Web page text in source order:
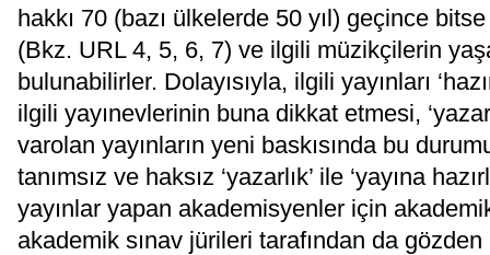
hakkı 70 (bazı ülkelerde 50 yıl) geçince
(Bkz. URL 4, 5, 6, 7) ve ilgili müzikçilerin
bulunabilirler. Dolayısıyla, ilgili yayınları
ilgili yayınevlerinin buna dikkat etmesi,
varolan yayınların yeni baskısında bu
tanımsız ve haksız ‘yazarlık’ ile ‘yayına
yayınlar yapan akademisyenler için
akademik sınav jürileri tarafından da gözden